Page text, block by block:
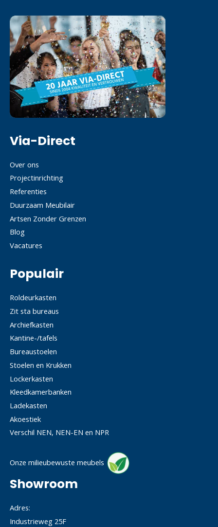
Via-Direct
Over ons
Projectinrichting
Referenties
Duurzaam Meubilair
Artsen Zonder Grenzen
Blog
Vacatures
Populair
Roldeurkasten
Zit sta bureaus
Archiefkasten
Kantine-/tafels
Bureaustoelen
Stoelen en Krukken
Lockerkasten
Kleedkamerbanken
Ladekasten
Akoestiek
Verschil NEN, NEN-EN en NPR
Onze milieubewuste meubels
Showroom
Adres:
Industrieweg 25F